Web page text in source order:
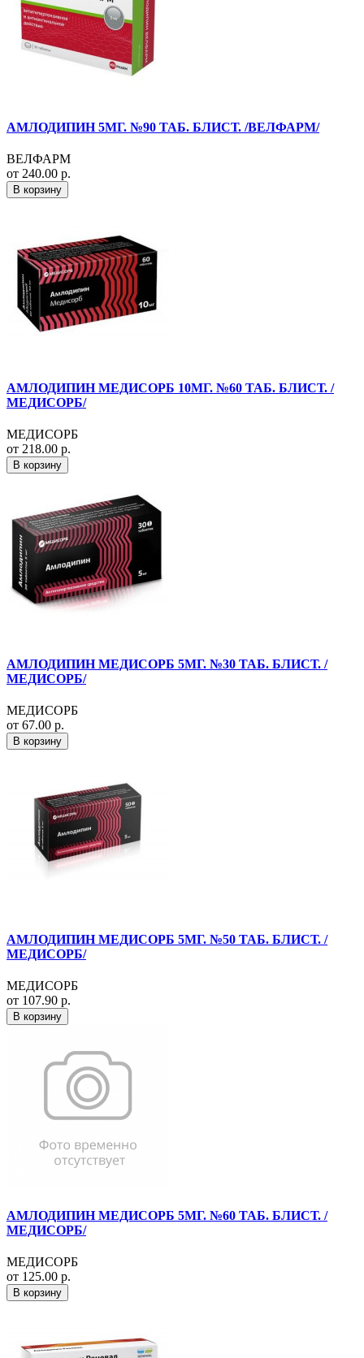
АМЛОДИПИН 5МГ. №90 ТАБ. БЛИСТ. /ВЕЛФАРМ/
ВЕЛФАРМ
от 240.00 р.
В корзину
АМЛОДИПИН МЕДИСОРБ 10МГ. №60 ТАБ. БЛИСТ. /
МЕДИСОРБ/
МЕДИСОРБ
от 218.00 р.
В корзину
АМЛОДИПИН МЕДИСОРБ 5МГ. №30 ТАБ. БЛИСТ. /
МЕДИСОРБ/
МЕДИСОРБ
от 67.00 р.
В корзину
АМЛОДИПИН МЕДИСОРБ 5МГ. №50 ТАБ. БЛИСТ. /
МЕДИСОРБ/
МЕДИСОРБ
от 107.90 р.
В корзину
АМЛОДИПИН МЕДИСОРБ 5МГ. №60 ТАБ. БЛИСТ. /
МЕДИСОРБ/
МЕДИСОРБ
от 125.00 р.
В корзину